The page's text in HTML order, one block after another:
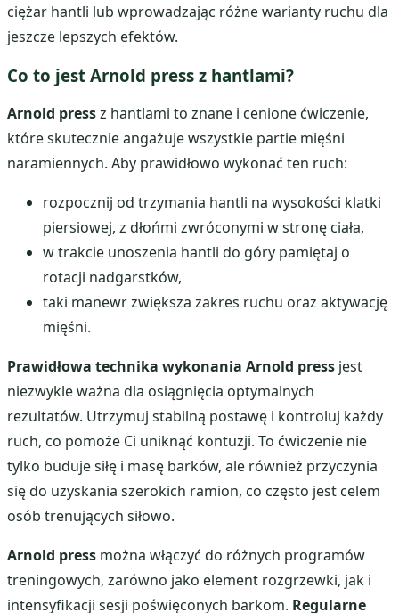
ciężar hantli lub wprowadzając różne warianty ruchu dla
jeszcze lepszych efektów.
Co to jest Arnold press z hantlami?
Arnold pressz hantlami to znane i cenione ćwiczenie,
które skutecznie angażuje wszystkie partie mięśni
naramiennych. Aby prawidłowo wykonać ten ruch:
rozpocznij od trzymania hantli na wysokości klatki
piersiowej, z dłońmi zwróconymi w stronę ciała,
w trakcie unoszenia hantli do góry pamiętaj o
rotacji nadgarstków,
taki manewr zwiększa zakres ruchu oraz aktywację
mięśni.
Prawidłowa technika wykonania Arnold press jest
niezwykle ważna dla osiągnięcia optymalnych
rezultatów. Utrzymuj stabilną postawę i kontroluj każdy
ruch, co pomoże Ci uniknąć kontuzji. To ćwiczenie nie
tylko buduje siłę i masę barków, ale również przyczynia
się do uzyskania szerokich ramion, co często jest celem
osób trenujących siłowo.
Arnold press można włączyć do różnych programów
treningowych, zarówno jako element rozgrzewki, jak i
intensyfikacji sesji poświęconych barkom. Regularne